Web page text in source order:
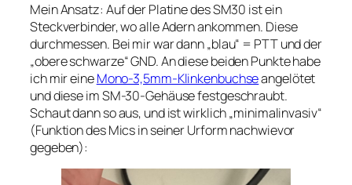
Mein Ansatz: Auf der Platine des SM30 ist ein
Steckverbinder, wo alle Adern ankommen. Diese
durchmessen. Bei mir war dann „blau“ = PTT und der
„obere schwarze“ GND. An diese beiden Punkte habe
ich mir eineMono-3,5mm-Klinkenbuchseangelötet
und diese im SM-30-Gehäuse festgeschraubt.
Schaut dann so aus, und ist wirklich „minimalinvasiv“
(Funktion des Mics in seiner Urform nachwievor
gegeben):